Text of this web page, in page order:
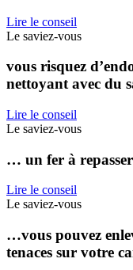
Lire le conseil
Le saviez-vous
vous risquez
nettoyant avec du
Lire le conseil
Le saviez-vous
… un fer à
Lire le conseil
Le saviez-vous
…vous pouvez
tenaces sur votre